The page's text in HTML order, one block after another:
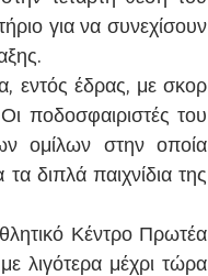
για να συνεχίσουν
εντός έδρας, με σκορ
ποδοσφαιριστές του
ομίλων στην οποία
διπλά παιχνίδια της
Κέντρο Πρωτέα
λιγότερα μέχρι τώρα